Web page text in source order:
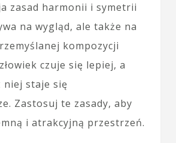
zasad harmonii i symetrii
na wygląd, ale także na
kompozycji
czuje się lepiej, a
niej staje się
Zastosuj te zasady, aby
i atrakcyjną przestrzeń.